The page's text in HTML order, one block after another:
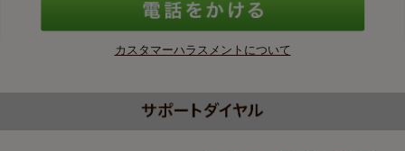
カスタマーハラスメントについて